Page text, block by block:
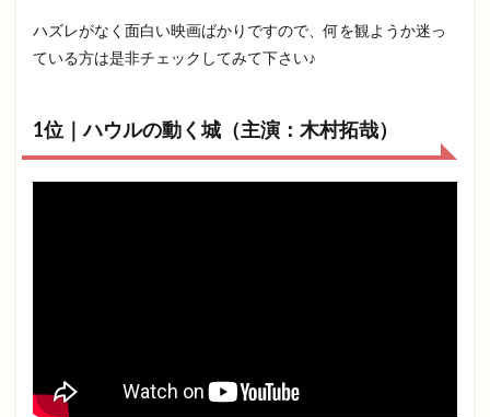
ハズレがなく面白い映画ばかりですので、何を観ようか迷っ
ている方は是非チェックしてみて下さい♪
1位｜ハウルの動く城（主演：木村拓哉）